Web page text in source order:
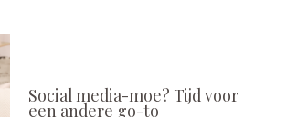
Social media-moe? Tijd voor
een andere go-to